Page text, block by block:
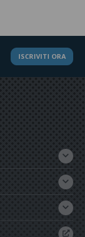
ISCRIVITI ORA